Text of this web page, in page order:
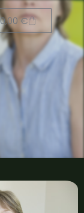
0,00€